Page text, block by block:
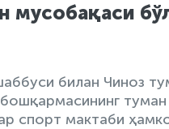
мусобақаси
билан Чиноз
спорт мактаби